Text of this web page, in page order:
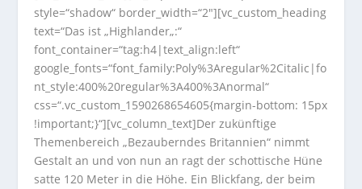
style=“shadow“ border_width=“2″][vc_custom_heading
text=“Das ist „Highlander„:“
font_container=“tag:h4|text_align:left“
google_fonts=“font_family:Poly%3Aregular%2Citalic|fo
nt_style:400%20regular%3A400%3Anormal“
css=“.vc_custom_1590268654605{margin-bottom: 15px
!important;}“][vc_column_text]Der zukünftige
Themenbereich „Bezauberndes Britannien“ nimmt
Gestalt an und von nun an ragt der schottische Hüne
satte 120 Meter in die Höhe. Ein Blickfang, der beim